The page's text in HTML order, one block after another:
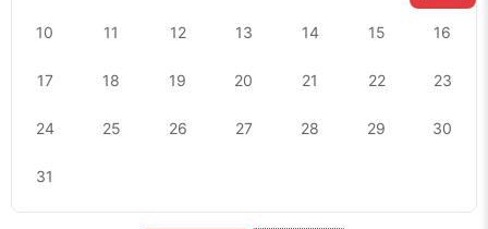
10 11 12 13 14 15 16
17 18 19 20 21 22 23
24 25 26 27 28 29 30
31